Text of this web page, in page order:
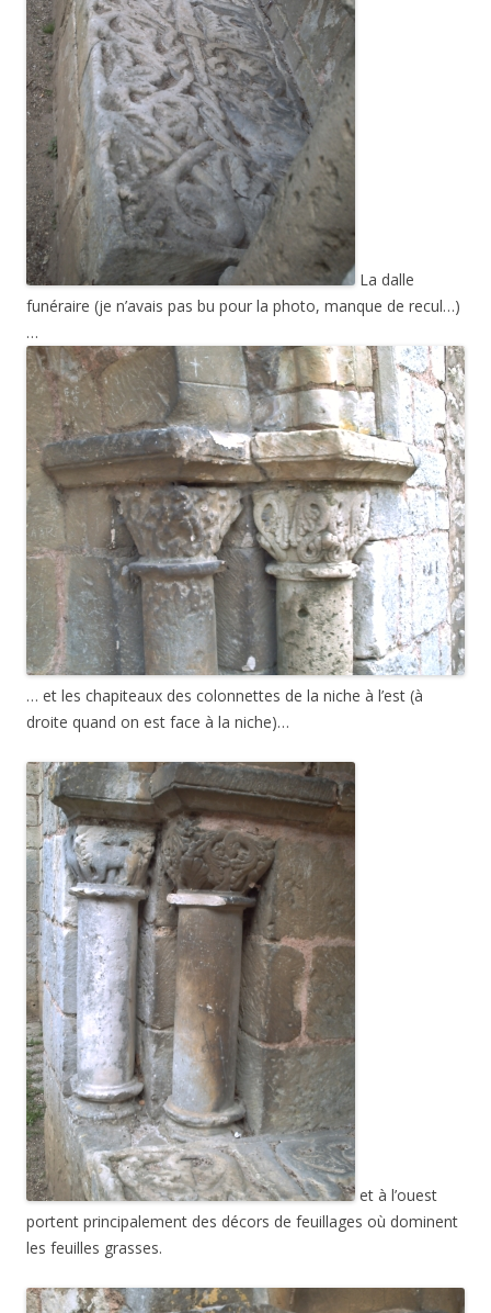
La dalle
funéraire (je n’avais pas bu pour la photo, manque de recul…)
…
… et les chapiteaux des colonnettes de la niche à l’est (à
droite quand on est face à la niche)…
et à l’ouest
portent principalement des décors de feuillages où dominent
les feuilles grasses.